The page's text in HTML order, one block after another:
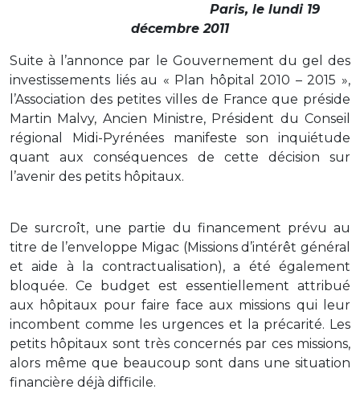
Paris, le lundi 19
décembre 2011
Suite à l’annonce par le Gouvernement du gel des
investissements liés au « Plan hôpital 2010 – 2015 »,
l’Association des petites villes de France que préside
Martin Malvy, Ancien Ministre, Président du Conseil
régional Midi-Pyrénées manifeste son inquiétude
quant aux conséquences de cette décision sur
l’avenir des petits hôpitaux.
De surcroît, une partie du financement prévu au
titre de l’enveloppe Migac (Missions d’intérêt général
et aide à la contractualisation), a été également
bloquée. Ce budget est essentiellement attribué
aux hôpitaux pour faire face aux missions qui leur
incombent comme les urgences et la précarité. Les
petits hôpitaux sont très concernés par ces missions,
alors même que beaucoup sont dans une situation
financière déjà difficile.